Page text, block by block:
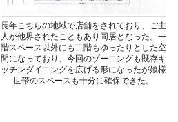
長年こちらの地域で店舗をされており、ご主
人が他界されたこともあり同居となった。一
階スペース以外にも二階もゆったりとした空
間になっており、今回のゾーニングも既存キ
ッチンダイニングを広げる形になったが娘様
世帯のスペースも十分に確保できた。